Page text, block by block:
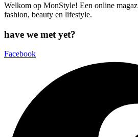
Welkom op MonStyle! Een online
fashion, beauty en lifestyle.
have we met yet?
Facebook